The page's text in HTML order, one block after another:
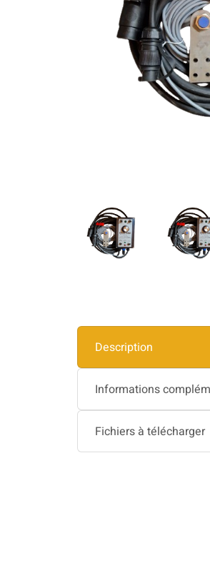
Description
Informations
Fichiers à télécharger